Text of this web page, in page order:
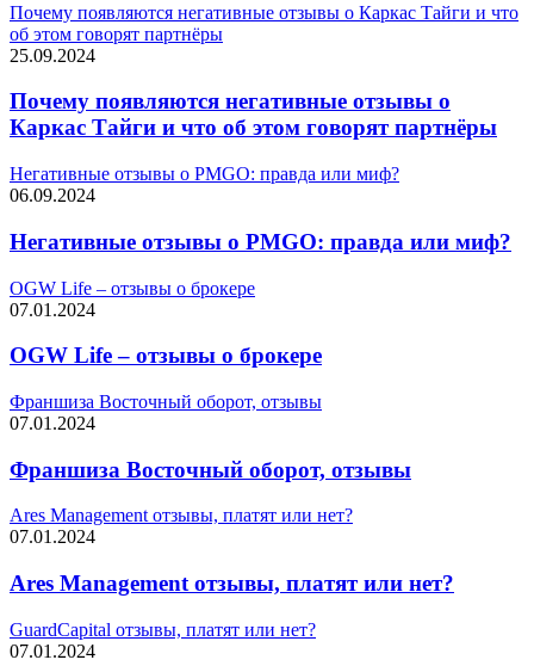
Почему появляются негативные отзывы о Каркас Тайги и что
об этом говорят партнёры
25.09.2024
Почему появляются негативные отзывы о
Каркас Тайги и что об этом говорят партнёры
Негативные отзывы о PMGO: правда или миф?
06.09.2024
Негативные отзывы о PMGO: правда или миф?
OGW Life – отзывы о брокере
07.01.2024
OGW Life – отзывы о брокере
Франшиза Восточный оборот, отзывы
07.01.2024
Франшиза Восточный оборот, отзывы
Ares Management отзывы, платят или нет?
07.01.2024
Ares Management отзывы, платят или нет?
GuardCapital отзывы, платят или нет?
07.01.2024